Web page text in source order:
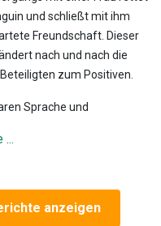
und schließt mit ihm
Freundschaft. Dieser
nach und nach die
zum Positiven.
Sprache und
...
anzeigen